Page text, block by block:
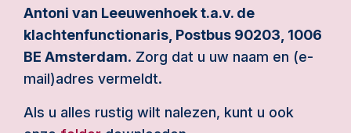
Antoni van Leeuwenhoek t.a.v. de
klachtenfunctionaris, Postbus 90203, 1006
BE Amsterdam. Zorg dat u uw naam en (e-
mail)adres vermeldt.
Als u alles rustig wilt nalezen, kunt u ook